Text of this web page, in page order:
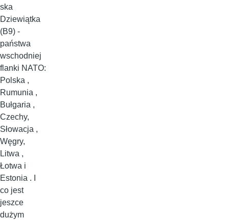
ska
Dziewiątka
(B9) -
państwa
wschodniej
flanki NATO:
Polska ,
Rumunia ,
Bułgaria ,
Czechy,
Słowacja ,
Węgry,
Litwa ,
Łotwa i
Estonia . I
co jest
jeszce
dużym